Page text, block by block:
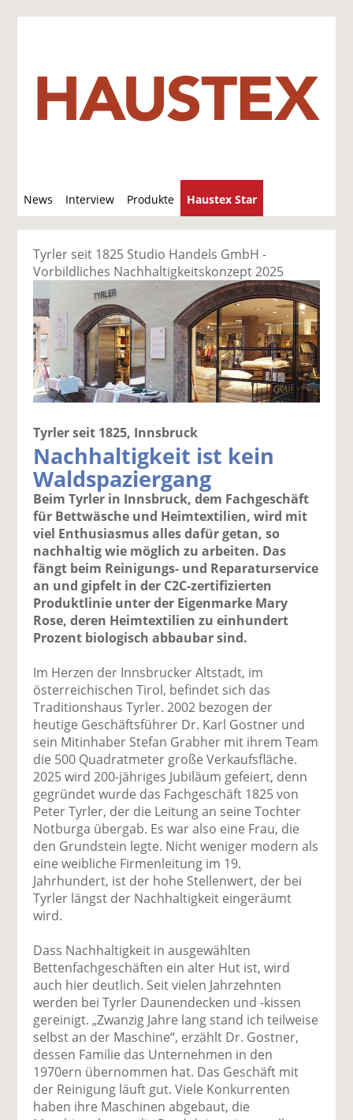
News Interview Produkte Haustex Star
u
c
Tyrler seit 1825 Studio Handels GmbH -
Vorbildliches Nachhaltigkeitskonzept 2025
Tyrler seit 1825, Innsbruck
Nachhaltigkeit ist kein
Waldspaziergang
Beim Tyrler in Innsbruck, dem Fachgeschäft
für Bettwäsche und Heimtextilien, wird mit
viel Enthusiasmus alles dafür getan, so
nachhaltig wie möglich zu arbeiten. Das
fängt beim Reinigungs- und Reparaturservice
an und gipfelt in der C2C-zertifizierten
Produktlinie unter der Eigenmarke Mary
Rose, deren Heimtextilien zu einhundert
Prozent biologisch abbaubar sind.
Im Herzen der Innsbrucker Altstadt, im
österreichischen Tirol, befindet sich das
Traditionshaus Tyrler. 2002 bezogen der
heutige Geschäftsführer Dr. Karl Gostner und
sein Mitinhaber Stefan Grabher mit ihrem Team
die 500 Quadratmeter große Verkaufsfläche.
2025 wird 200-jähriges Jubiläum gefeiert, denn
gegründet wurde das Fachgeschäft 1825 von
Peter Tyrler, der die Leitung an seine Tochter
Notburga übergab. Es war also eine Frau, die
den Grundstein legte. Nicht weniger modern als
eine weibliche Firmenleitung im 19.
Jahrhundert, ist der hohe Stellenwert, der bei
Tyrler längst der Nachhaltigkeit eingeräumt
wird.
Dass Nachhaltigkeit in ausgewählten
Bettenfachgeschäften ein alter Hut ist, wird
auch hier deutlich. Seit vielen Jahrzehnten
werden bei Tyrler Daunendecken und -kissen
gereinigt. „Zwanzig Jahre lang stand ich teilweise
selbst an der Maschine“, erzählt Dr. Gostner,
dessen Familie das Unternehmen in den
1970ern übernommen hat. Das Geschäft mit
der Reinigung läuft gut. Viele Konkurrenten
haben ihre Maschinen abgebaut, die